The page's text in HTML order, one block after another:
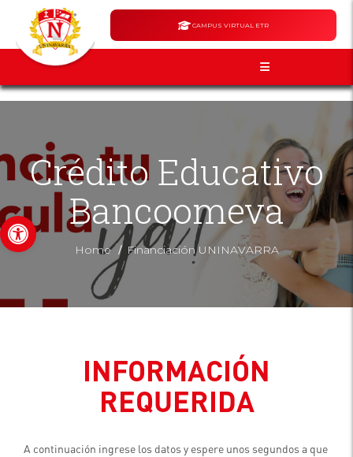
Abrir barra de herramientas
CAMPUS VIRTUAL ETR
Crédito Educativo
Bancoomeva
Home/ Financiación UNINAVARRA
INFORMACIÓN
REQUERIDA
A continuación ingrese los datos y espere unos segundos a que